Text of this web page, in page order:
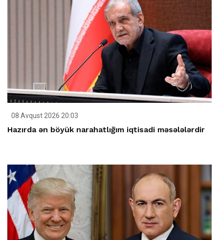
08 Avqust 2026 20:03
Hazırda ən böyük narahatlığım iqtisadi məsələlərdir